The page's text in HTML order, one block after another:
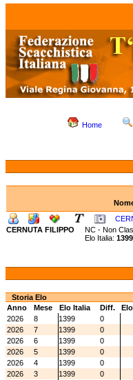
Home
CERNUTA FILIPPO
NC - Non
Elo Italia: 1399
Storia Elo
Anno
Mese Elo Italia Diff.
2026
8 1399
0
2026
7 1399
0
2026
6 1399
0
2026
5 1399
0
2026
4 1399
0
2026
3 1399
0